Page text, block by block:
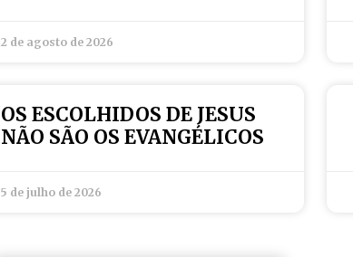
2 de agosto de 2026
OS ESCOLHIDOS DE JESUS
NÃO SÃO OS EVANGÉLICOS
5 de julho de 2026